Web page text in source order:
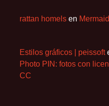
rattan homels en Mermaid
Estilos gráficos | peissoft
Photo PIN: fotos con
CC